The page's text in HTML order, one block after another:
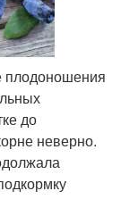
плодоношения
до
неверно.